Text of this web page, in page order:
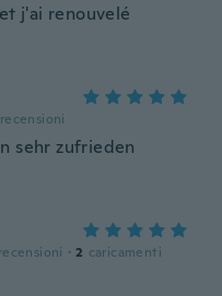
j'ai renouvelé
recensioni
sehr zufrieden
recensioni · 2 caricamenti